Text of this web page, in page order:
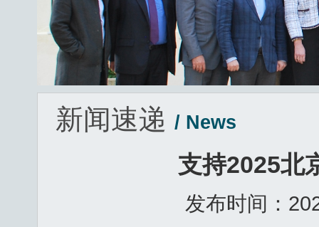
新闻速递 / News
支持2025北
发布时间：